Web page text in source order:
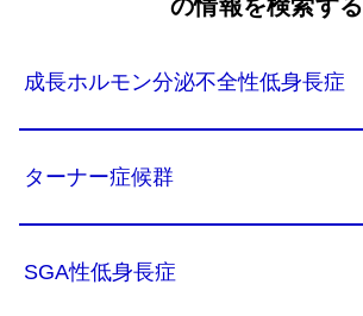
の情報を検索する​​​​​​​
成長ホルモン分泌不全性低身長症
ターナー症候群
SGA性低身長症